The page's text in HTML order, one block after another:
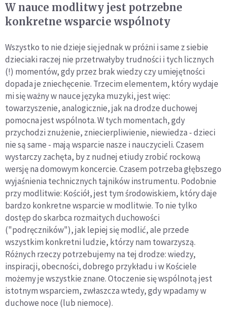
W nauce modlitwy jest potrzebne
konkretne wsparcie wspólnoty
Wszystko to nie dzieje się jednak w próżni i same z siebie
dzieciaki raczej nie przetrwałyby trudności i tych licznych
(!) momentów, gdy przez brak wiedzy czy umiejętności
dopada je zniechęcenie. Trzecim elementem, który wydaje
mi się ważny w nauce języka muzyki, jest więc:
towarzyszenie, analogicznie, jak na drodze duchowej
pomocna jest wspólnota. W tych momentach, gdy
przychodzi znużenie, zniecierpliwienie, niewiedza - dzieci
nie są same - mają wsparcie nasze i nauczycieli. Czasem
wystarczy zachęta, by z nudnej etiudy zrobić rockową
wersję na domowym koncercie. Czasem potrzeba głębszego
wyjaśnienia technicznych tajników instrumentu. Podobnie
przy modlitwie: Kościół, jest tym środowiskiem, który daje
bardzo konkretne wsparcie w modlitwie. To nie tylko
dostęp do skarbca rozmaitych duchowości
("podręczników"), jak lepiej się modlić, ale przede
wszystkim konkretni ludzie, którzy nam towarzyszą.
Różnych rzeczy potrzebujemy na tej drodze: wiedzy,
inspiracji, obecności, dobrego przykładu i w Kościele
możemy je wszystkie znane. Otoczenie się wspólnotą jest
istotnym wsparciem, zwłaszcza wtedy, gdy wpadamy w
duchowe noce (lub niemoce).